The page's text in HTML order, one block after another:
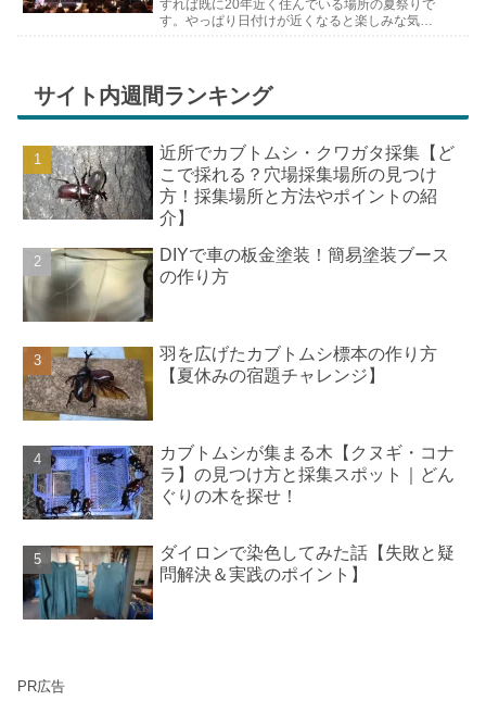
すれば既に20年近く住んでいる場所の夏祭りで
す。やっぱり日付けが近くなると楽しみな気持
サイト内週間ランキング
近所でカブトムシ・クワガタ採集【ど
こで採れる？穴場採集場所の見つけ
方！採集場所と方法やポイントの紹
介】
DIYで車の板金塗装！簡易塗装ブース
の作り方
羽を広げたカブトムシ標本の作り方
【夏休みの宿題チャレンジ】
カブトムシが集まる木【クヌギ・コナ
ラ】の見つけ方と採集スポット｜どん
ぐりの木を探せ！
ダイロンで染色してみた話【失敗と疑
問解決＆実践のポイント】
PR広告